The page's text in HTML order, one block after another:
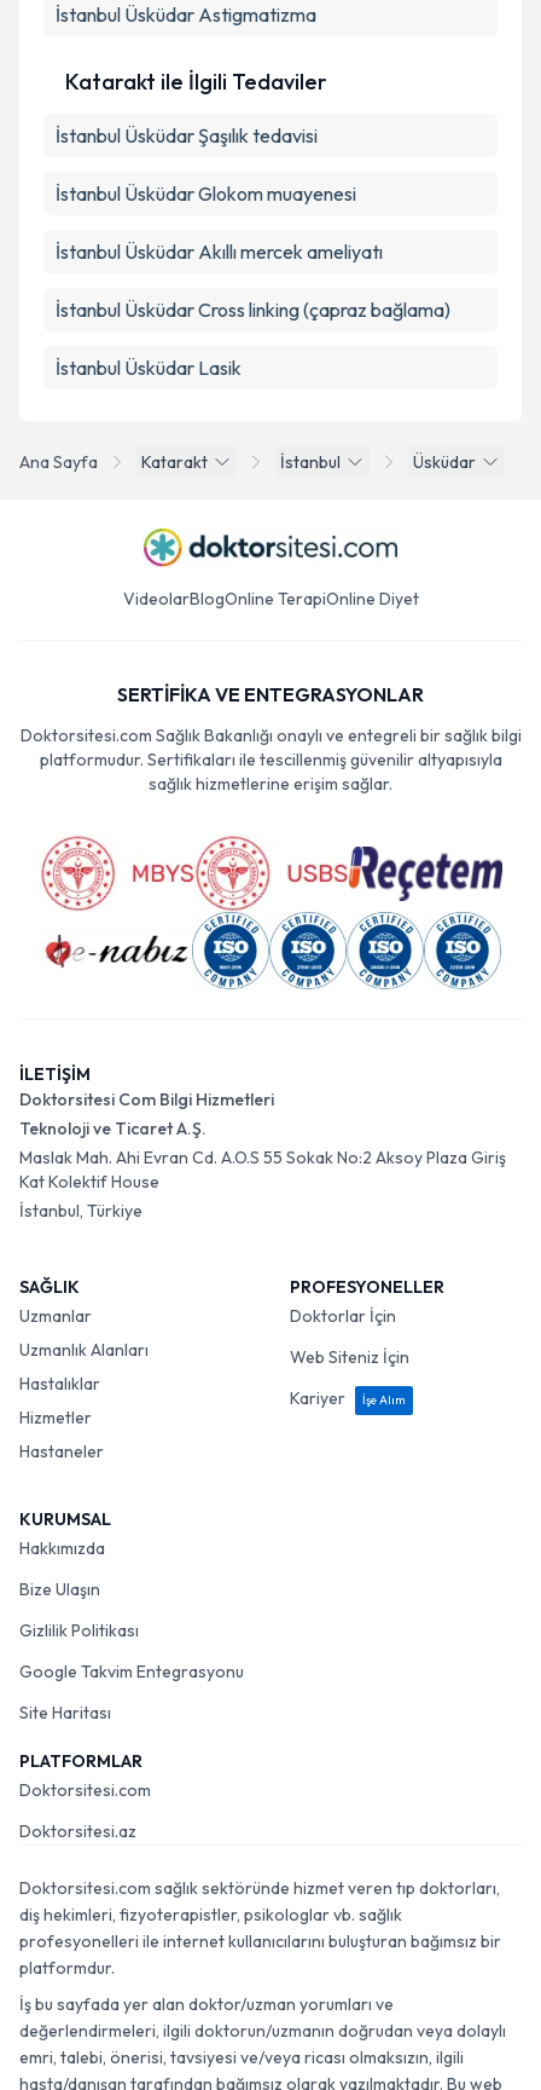
Ana Sayfa Katarakt İstanbul Üsküdar
İstanbul Üsküdar Astigmatizma
Katarakt ile İlgili Tedaviler
İstanbul Üsküdar Şaşılık tedavisi
İstanbul Üsküdar Glokom muayenesi
İstanbul Üsküdar Akıllı mercek ameliyatı
İstanbul Üsküdar Cross linking (çapraz bağlama)
İstanbul Üsküdar Lasik
VideolarBlogOnline TerapiOnline Diyet
SERTİFİKA VE ENTEGRASYONLAR
Doktorsitesi.com Sağlık Bakanlığı onaylı ve entegreli bir sağlık bilgi
platformudur. Sertifikaları ile tescillenmiş güvenilir altyapısıyla
sağlık hizmetlerine erişim sağlar.
İLETİŞİM
Doktorsitesi Com Bilgi Hizmetleri
Teknoloji ve Ticaret A.Ş.
Maslak Mah. Ahi Evran Cd. A.O.S 55 Sokak No:2 Aksoy Plaza Giriş
Kat Kolektif House
İstanbul, Türkiye
SAĞLIK
Uzmanlar
Uzmanlık Alanları
Hastalıklar
Hizmetler
Hastaneler
PROFESYONELLER
Doktorlar İçin
Web Siteniz İçin
Kariyer
İşe Alım
KURUMSAL
Hakkımızda
Bize Ulaşın
Gizlilik Politikası
Google Takvim Entegrasyonu
Site Haritası
PLATFORMLAR
Doktorsitesi.com
Doktorsitesi.az
Doktorsitesi.com sağlık sektöründe hizmet veren tıp doktorları,
diş hekimleri, fizyoterapistler, psikologlar vb. sağlık
profesyonelleri ile internet kullanıcılarını buluşturan bağımsız bir
platformdur.
İş bu sayfada yer alan doktor/uzman yorumları ve
değerlendirmeleri, ilgili doktorun/uzmanın doğrudan veya dolaylı
emri, talebi, önerisi, tavsiyesi ve/veya ricası olmaksızın, ilgili
hasta/danışan tarafından bağımsız olarak yazılmaktadır. Bu web